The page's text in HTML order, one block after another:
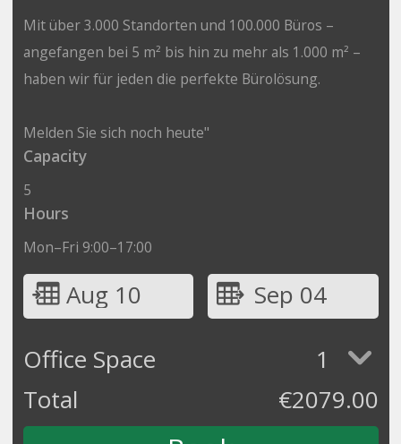
Mit über 3.000 Standorten und 100.000 Büros –
angefangen bei 5 m² bis hin zu mehr als 1.000 m² –
haben wir für jeden die perfekte Bürolösung.
Melden Sie sich noch heute"
Capacity
5
Hours
Mon–Fri 9:00–17:00
Aug 10
Sep 04
Office Space
1
Total
€2079.00